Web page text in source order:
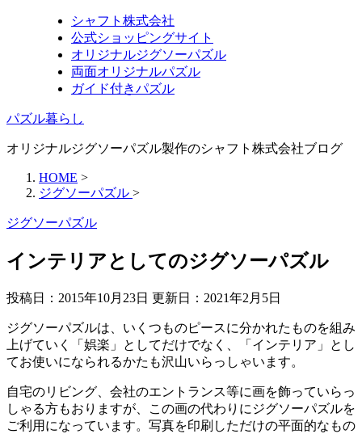
シャフト株式会社
公式ショッピングサイト
オリジナルジグソーパズル
両面オリジナルパズル
ガイド付きパズル
パズル暮らし
オリジナルジグソーパズル製作のシャフト株式会社ブログ
HOME >
ジグソーパズル >
ジグソーパズル
インテリアとしてのジグソーパズル
投稿日：2015年10月23日 更新日： 2021年2月5日
ジグソーパズルは、いくつものピースに分かれたものを組み
上げていく「娯楽」としてだけでなく、「インテリア」とし
てお使いになられるかたも沢山いらっしゃいます。
自宅のリビング、会社のエントランス等に画を飾っていらっ
しゃる方もおりますが、この画の代わりにジグソーパズルを
ご利用になっています。写真を印刷しただけの平面的なもの